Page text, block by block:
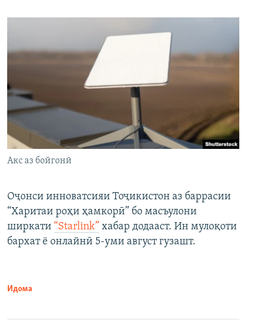
Акс аз бойгонӣ
Оҷонси инноватсияи Тоҷикистон аз баррасии
“Харитаи роҳи ҳамкорӣ” бо масъулони
ширкати “Starlink” хабар додааст. Ин мулоқоти
бархат ё онлайнӣ 5-уми август гузашт.
Идома